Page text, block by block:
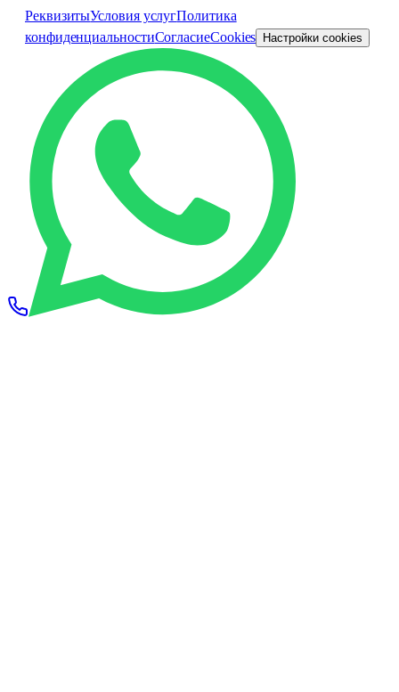
РеквизитыУсловия услугПолитика
конфиденциальностиСогласиеCookies Настройки cookies